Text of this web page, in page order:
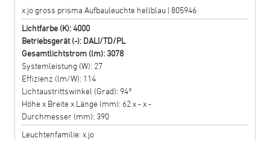
x.jo gross prisma Aufbauleuchte hellblau | 805946
Lichtfarbe (K): 4000
Betriebsgerät (-): DALI/TD/PL
Gesamtlichtstrom (lm): 3078
Systemleistung (W): 27
Effizienz (lm/W): 114
Lichtaustrittswinkel (Grad): 94°
Höhe x Breite x Länge (mm): 62 x - x -
Durchmesser (mm): 390
Leuchtenfamilie: x.jo